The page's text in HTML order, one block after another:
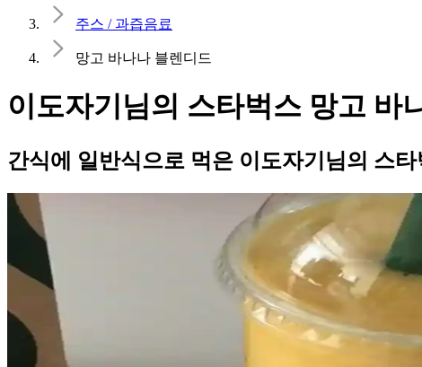
주스 / 과즙음료
망고 바나나 블렌디드
이도자기님의 스타벅스 망고 바
간식에 일반식으로 먹은 이도자기님의 스